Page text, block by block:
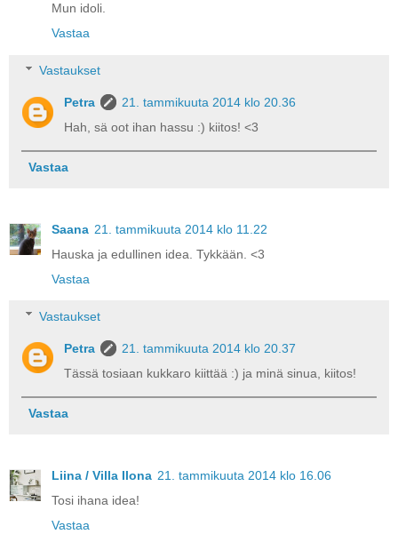
Mun idoli.
Vastaa
Vastaukset
Petra
21. tammikuuta 2014 klo 20.36
Hah, sä oot ihan hassu :) kiitos! <3
Vastaa
Saana 21. tammikuuta 2014 klo 11.22
Hauska ja edullinen idea. Tykkään. <3
Vastaa
Vastaukset
Petra
21. tammikuuta 2014 klo 20.37
Tässä tosiaan kukkaro kiittää :) ja minä sinua, kiitos!
Vastaa
Liina / Villa Ilona 21. tammikuuta 2014 klo 16.06
Tosi ihana idea!
Vastaa